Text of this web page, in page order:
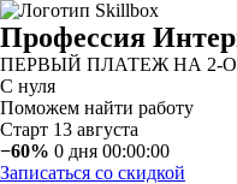
Профессия
ПЕРВЫЙ ПЛАТЕЖ НА 2-
С нуля
Поможем найти работу
Старт 13 августа
−60% 0 дня 00:00:00
Записаться со скидкой